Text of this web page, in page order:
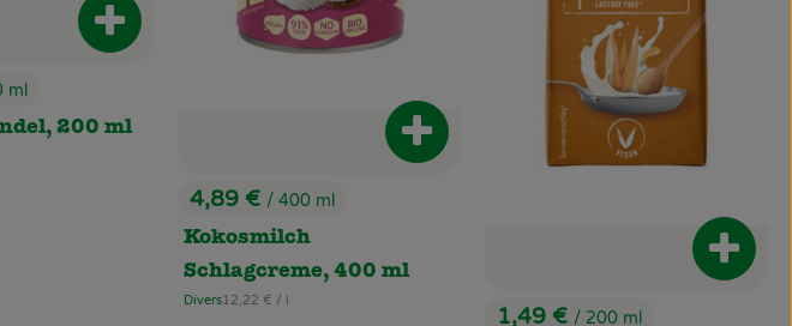
hinzufügen
ml
200 ml
Produkt zum Warenkorb hinzufügen
, Preis:
4,89 € / 400 ml
Kokosmilch
Schlagcreme, 400 ml
, Herkunft:
Divers, Referenzpreis:
12,22 € / l
Produkt zum Warenkorb hinzufügen
1,49 € / 200 ml